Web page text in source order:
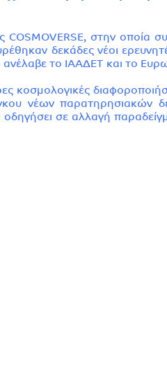
COSMOVERSE, στην οποία
δεκάδες νέοι
το ΙΑΑΔΕΤ και το
κοσμολογικές
νέων παρατηρησιακών
σε αλλαγή